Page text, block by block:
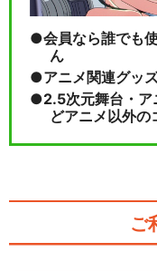
会員なら誰でも
ん
アニメ関連グッ
2.5次元舞台・ア
どアニメ以外の
ご